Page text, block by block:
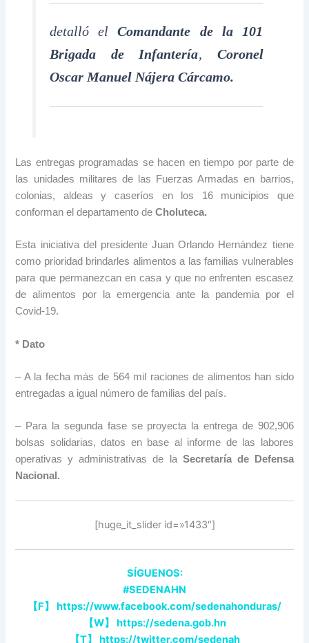
detalló elComandante de la 101
Brigada de Infantería, Coronel
Oscar Manuel Nájera Cárcamo.
Las entregas programadas se hacen en tiempo por parte de
las unidades militares de las Fuerzas Armadas en barrios,
colonias, aldeas y caseríos en los 16 municipios que
conforman el departamento deCholuteca.
Esta iniciativa del presidente Juan Orlando Hernández tiene
como prioridad brindarles alimentos a las familias vulnerables
para que permanezcan en casa y que no enfrenten escasez
de alimentos por la emergencia ante la pandemia por el
Covid-19.
* Dato
– A la fecha más de 564 mil raciones de alimentos han sido
entregadas a igual número de familias del país.
– Para la segunda fase se proyecta la entrega de 902,906
bolsas solidarias, datos en base al informe de las labores
operativas y administrativas de la Secretaría de Defensa
Nacional.
[huge_it_slider id=»1433″]
SÍGUENOS:
#SEDENAHN
【F】
https://www.facebook.com/sedenahonduras/
【W】
https://sedena.gob.hn
【T】 https://twitter.com/sedenah